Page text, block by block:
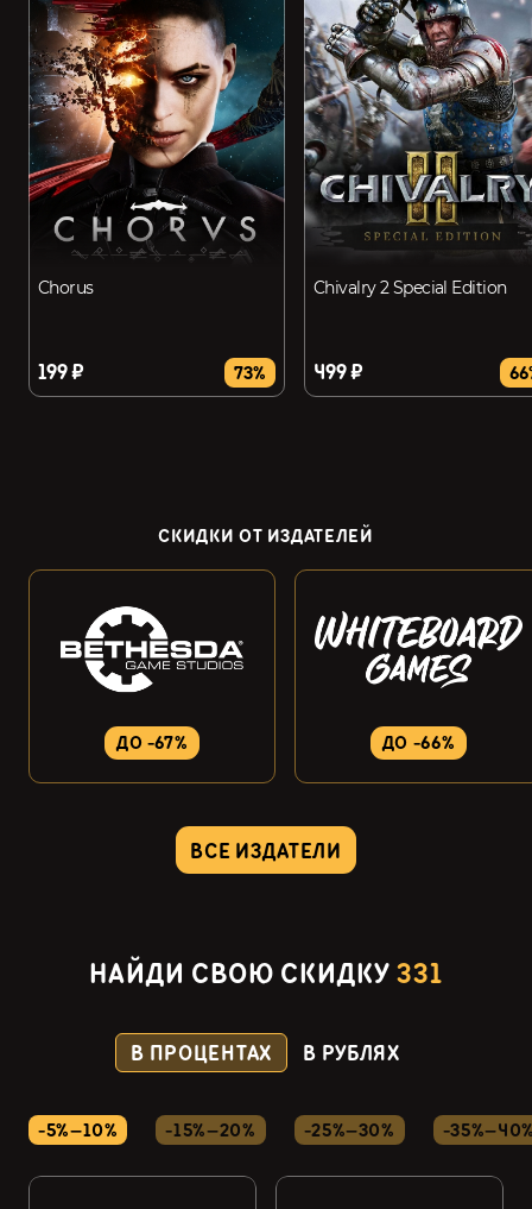
Chorus
199 ₽ 73%
Chivalry 2 Special Edition
499 ₽
СКИДКИ ОТ ИЗДАТЕЛЕЙ
ДО -67% ДО -66%
ВСЕ ИЗДАТЕЛИ
НАЙДИ СВОЮ СКИДКУ 331
В ПРОЦЕНТАХ В РУБЛЯХ
-5%—10% -15%—20% -25%—30% -